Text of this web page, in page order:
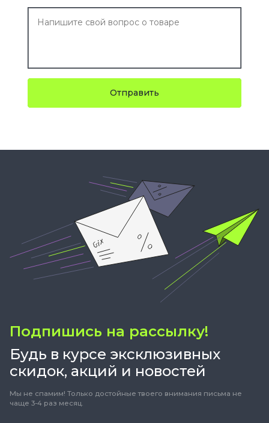
Отправить
Подпишись на рассылку!
Будь в курсе эксклюзивных
скидок, акций и новостей
Мы не спамим! Только достойные твоего внимания письма не
чаще 3-4 раз месяц.